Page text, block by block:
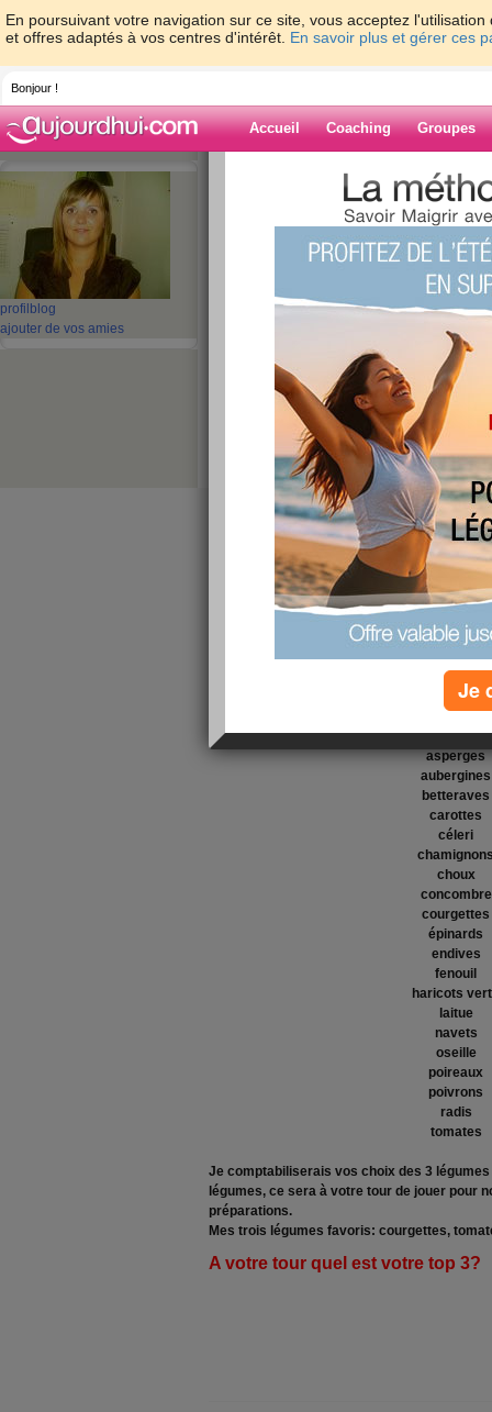
En poursuivant votre navigation sur ce site, vous acceptez
et offres adaptés à vos centres d'intérêt. En savoir plus et gérer ces
Bonjour !
Accueil Coaching Groupes
profil blog
ajouter de vos amies
> oriannetrezeguet
Blog de
que faire avec ....?
Bonjour à tous et toutes, je vous propose
meilleures préparations de légumes.
Nous avons à notre disposition de
alimentation et rendre le régime plus
qu'au final on consomme toujoursles
memes préparations, d'ou une certaine
Donc nous allons nous entraider pour
préparer les légumes tout en restant light et
Avant de nous donner vos préparations
parmi cette
artichauts
asperges
aubergines
betteraves
carottes
céleri
choux
concombre
courgettes
épinards
endives
fenouil
haricots
laitue
navets
oseille
poireaux
poivrons
radis
tomates
Je comptabiliserais vos choix des 3
légumes, ce sera à votre tour de jouer pour
préparations.
Mes trois légumes favoris: courgettes,
A votre tour quel est votre top 3?
Je